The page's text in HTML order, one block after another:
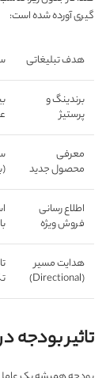
گیری آورده شده است:
هدف تبلیغاتی
برندینگ و
پرستیژ
معرفی
محصول جدید
اطلاع رسانی
فروش ویژه
هدایت مسیر
(Directional)
تاثیر بودجه